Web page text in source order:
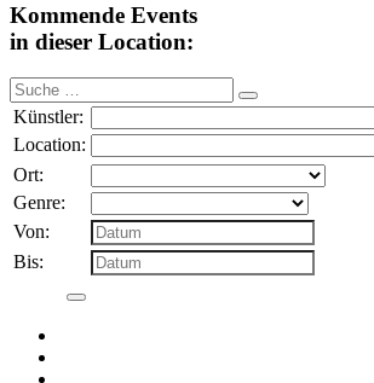
Kommende Events
in dieser Location:
Suche
nach:
Künstler:
Location:
Ort:
Genre:
Von:
Bis: